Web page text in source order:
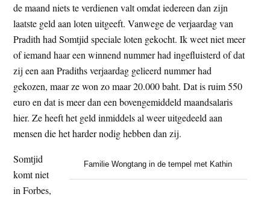
de maand niets te verdienen valt omdat iedereen dan zijn
laatste geld aan loten uitgeeft. Vanwege de verjaardag van
Pradith had Somtjid speciale loten gekocht. Ik weet niet meer
of iemand haar een winnend nummer had ingefluisterd of dat
zij een aan Pradiths verjaardag gelieerd nummer had
gekozen, maar ze won zo maar 20.000 baht. Dat is ruim 550
euro en dat is meer dan een bovengemiddeld maandsalaris
hier. Ze heeft het geld inmiddels al weer uitgedeeld aan
mensen die het harder nodig hebben dan zij.
Familie Wongtang in de tempel met Kathin
Somtjid
komt niet
in Forbes,